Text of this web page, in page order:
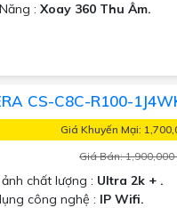
: Xoay 360 Thu Âm.
CS-C8C-R100-
Giá Khuyến Mại:
Giá Bán: 1,900,000
chất lượng : Ultra 2k + .
công nghệ : IP Wifi.